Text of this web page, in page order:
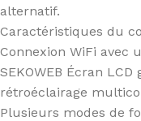
alternatif.
Caractéristiques du
Connexion WiFi avec
SEKOWEB Écran
rétroéclairage
Plusieurs modes de